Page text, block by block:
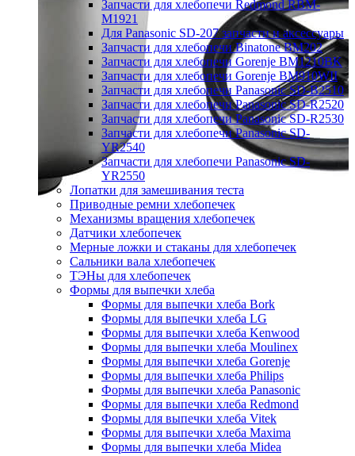
Запчасти для хлебопечи Redmond RBM-
M1921
Для Panasonic SD-207 запчасти и аксессуары
Запчасти для хлебопечи Binatone BM202
Запчасти для хлебопечи Gorenje BM1210BK
Запчасти для хлебопечи Gorenje BM910WII
Запчасти для хлебопечи Panasonic SD-B2510
Запчасти для хлебопечи Panasonic SD-R2520
Запчасти для хлебопечи Panasonic SD-R2530
Запчасти для хлебопечи Panasonic SD-
YR2540
Запчасти для хлебопечи Panasonic SD-
YR2550
Лопатки для замешивания теста
Приводные ремни хлебопечек
Механизмы вращения хлебопечек
Датчики хлебопечек
Мерные ложки и стаканы для хлебопечек
Сальники вала хлебопечек
ТЭНы для хлебопечек
Формы для выпечки хлеба
Формы для выпечки хлеба Bork
Формы для выпечки хлеба LG
Формы для выпечки хлеба Kenwood
Формы для выпечки хлеба Moulinex
Формы для выпечки хлеба Gorenje
Формы для выпечки хлеба Philips
Формы для выпечки хлеба Panasonic
Формы для выпечки хлеба Redmond
Формы для выпечки хлеба Vitek
Формы для выпечки хлеба Maxima
Формы для выпечки хлеба Midea